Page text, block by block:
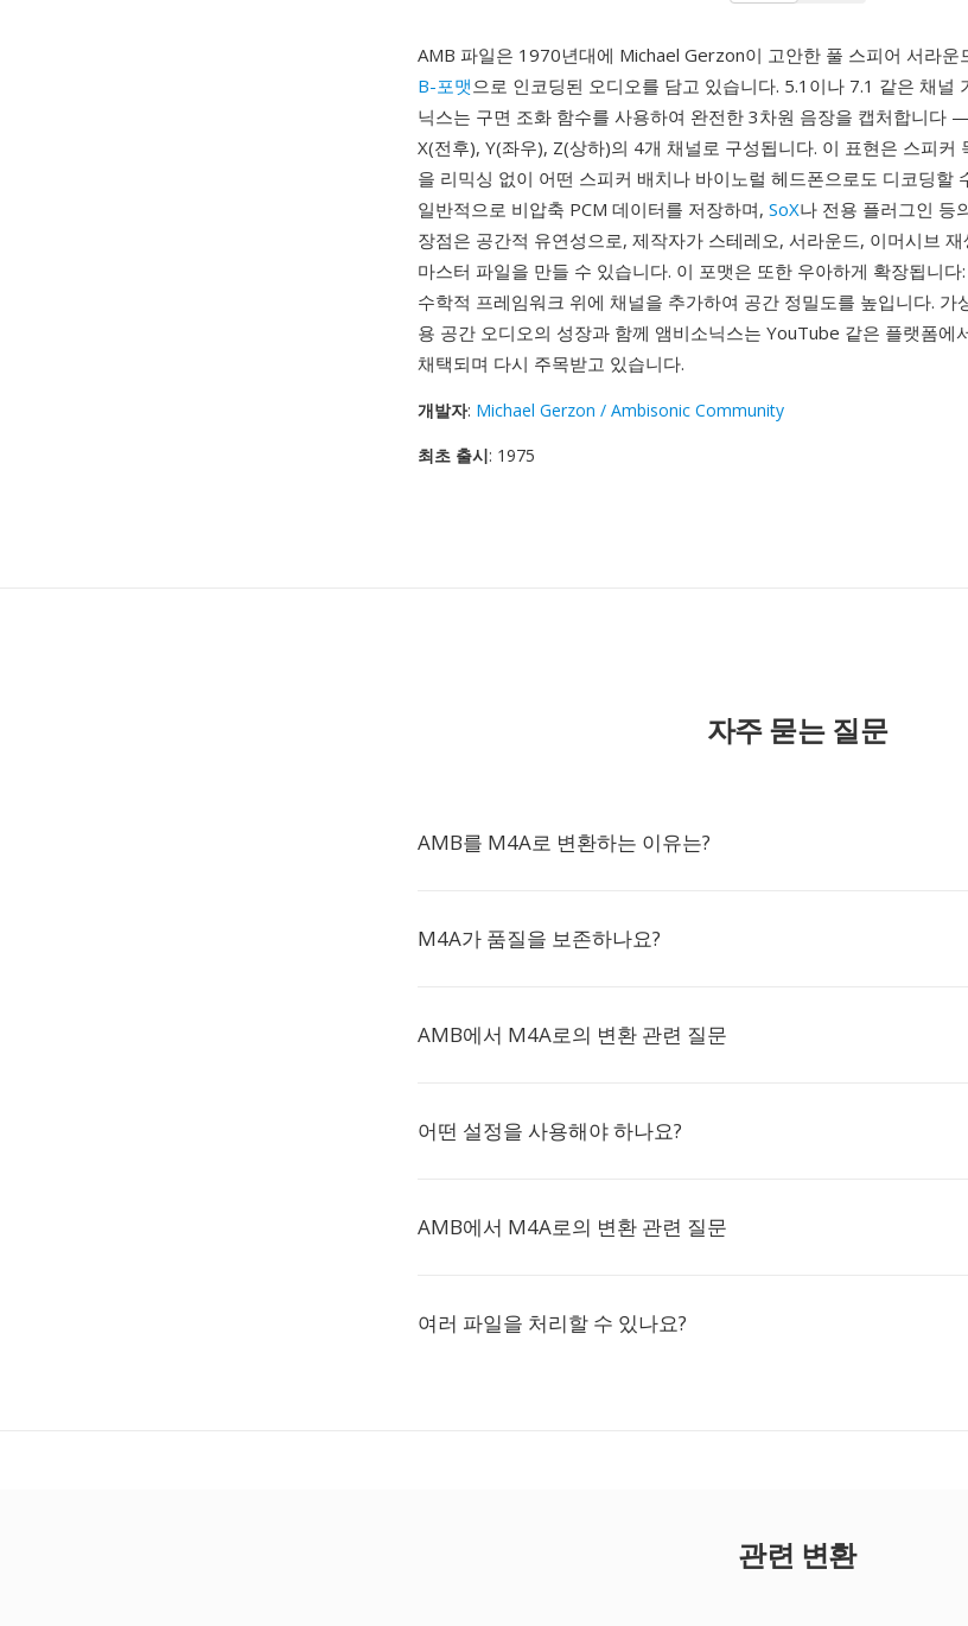
AMB 파일은 1970년대에 Michael Gerzon이 고안한 풀 스피어 서라운
B-포맷으로 인코딩된 오디오를 담고 있습니다. 5.1이나 7.1 같은 채널
닉스는 구면 조화 함수를 사용하여 완전한 3차원 음장을 캡처합니다
X(전후), Y(좌우), Z(상하)의 4개 채널로 구성됩니다. 이 표현은 스피커
을 리믹싱 없이 어떤 스피커 배치나 바이노럴 헤드폰으로도 디코딩할
일반적으로 비압축 PCM 데이터를 저장하며, SoX나 전용 플러그인 등
장점은 공간적 유연성으로, 제작자가 스테레오, 서라운드, 이머시브
마스터 파일을 만들 수 있습니다. 이 포맷은 또한 우아하게 확장됩니
수학적 프레임워크 위에 채널을 추가하여 공간 정밀도를 높입니다. 가
용 공간 오디오의 성장과 함께 앰비소닉스는 YouTube 같은 플랫폼에
채택되며 다시 주목받고 있습니다.
개발자: Michael Gerzon / Ambisonic Community
최초 출시: 1975
자주 묻는 질문
AMB를 M4A로 변환하는 이유는?
M4A가 품질을 보존하나요?
AMB에서 M4A로의 변환 관련 질문
어떤 설정을 사용해야 하나요?
AMB에서 M4A로의 변환 관련 질문
여러 파일을 처리할 수 있나요?
관련 변환